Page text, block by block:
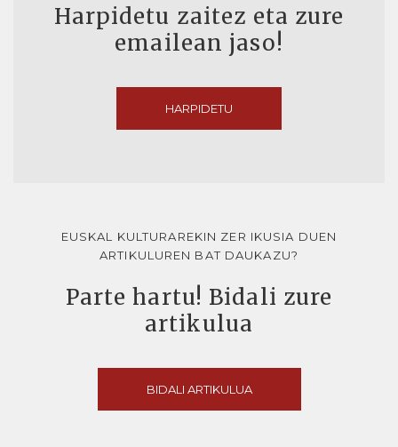
Harpidetu zaitez eta zure
emailean jaso!
HARPIDETU
EUSKAL KULTURAREKIN ZER IKUSIA DUEN
ARTIKULUREN BAT DAUKAZU?
Parte hartu! Bidali zure
artikulua
BIDALI ARTIKULUA